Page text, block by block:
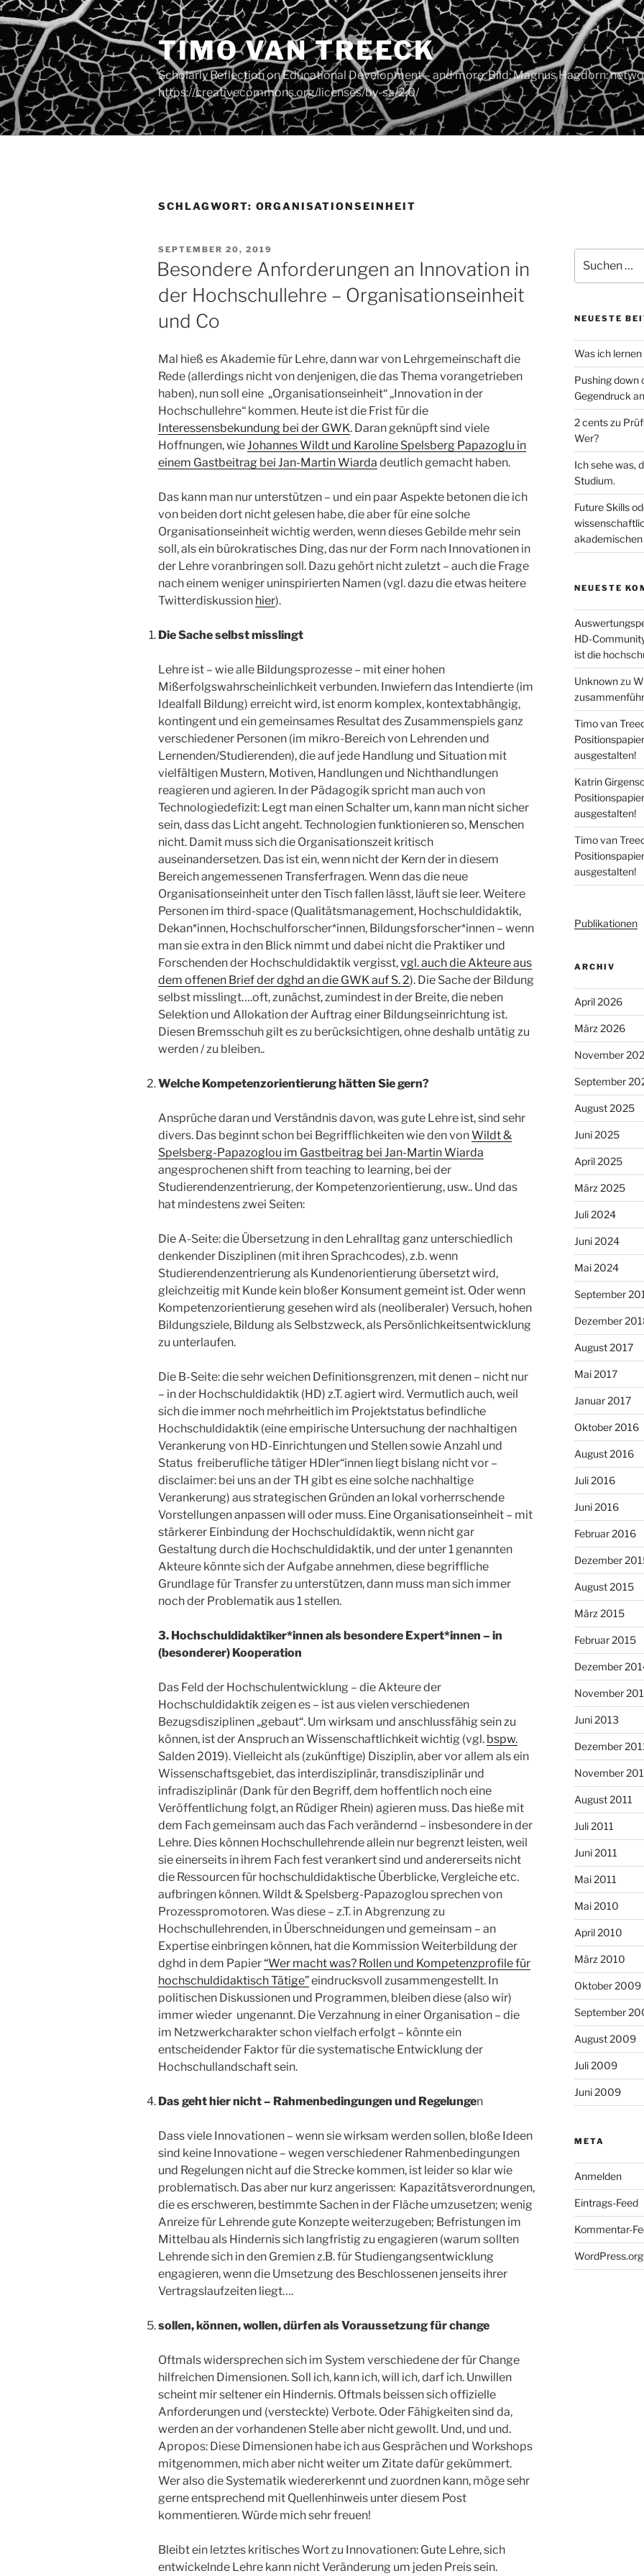
Zum
Inhalt
springen
TIMO VAN TREECK
Scholarly Reflection on Educational Development – and more. Bild: Magnus Hagdorn:
https://creativecommons.org/licenses/by-sa/2.0/
SCHLAGWORT: ORGANISATIONSEINHEIT
VERÖFFENTLICHT
AM
SEPTEMBER 20, 2019
Besondere Anforderungen an Innovation in
der Hochschullehre – Organisationseinheit
und Co
Mal hieß es Akademie für Lehre, dann war von Lehrgemeinschaft die
Rede (allerdings nicht von denjenigen, die das Thema vorangetrieben
haben), nun soll eine „Organisationseinheit“ „Innovation in der
Hochschullehre“ kommen. Heute ist die Frist für die
Interessensbekundung bei der GWK. Daran geknüpft sind viele
Hoffnungen, wie Johannes Wildt und Karoline Spelsberg Papazoglu in
einem Gastbeitrag bei Jan-Martin Wiarda deutlich gemacht haben.
Das kann man nur unterstützen – und ein paar Aspekte betonen die ich
von beiden dort nicht gelesen habe, die aber für eine solche
Organisationseinheit wichtig werden, wenn dieses Gebilde mehr sein
soll, als ein bürokratisches Ding, das nur der Form nach Innovationen in
der Lehre voranbringen soll. Dazu gehört nicht zuletzt – auch die Frage
nach einem weniger uninspirierten Namen (vgl. dazu die etwas heitere
Twitterdiskussion hier).
Die Sache selbst misslingt
Lehre ist – wie alle Bildungsprozesse – mit einer hohen
Mißerfolgswahrscheinlichkeit verbunden. Inwiefern das Intendierte (im
Idealfall Bildung) erreicht wird, ist enorm komplex, kontextabhängig,
kontingent und ein gemeinsames Resultat des Zusammenspiels ganz
verschiedener Personen (im mikro-Bereich von Lehrenden und
Lernenden/Studierenden), die auf jede Handlung und Situation mit
vielfältigen Mustern, Motiven, Handlungen und Nichthandlungen
reagieren und agieren. In der Pädagogik spricht man auch von
Technologiedefizit: Legt man einen Schalter um, kann man nicht sicher
sein, dass das Licht angeht. Technologien funktionieren so, Menschen
nicht. Damit muss sich die Organisationszeit kritisch
auseinandersetzen. Das ist ein, wenn nicht der Kern der in diesem
Bereich angemessenen Transferfragen. Wenn das die neue
Organisationseinheit unter den Tisch fallen lässt, läuft sie leer. Weitere
Personen im third-space (Qualitätsmanagement, Hochschuldidaktik,
Dekan*innen, Hochschulforscher*innen, Bildungsforscher*innen – wenn
man sie extra in den Blick nimmt und dabei nicht die Praktiker und
Forschenden der Hochschuldidaktik vergisst,vgl. auch die Akteure aus
dem offenen Brief der dghd an die GWK auf S. 2). Die Sache der Bildung
selbst misslingt….oft, zunächst, zumindest in der Breite, die neben
Selektion und Allokation der Auftrag einer Bildungseinrichtung ist.
Diesen Bremsschuh gilt es zu berücksichtigen, ohne deshalb untätig zu
werden / zu bleiben..
Welche Kompetenzorientierung hätten Sie gern?
Ansprüche daran und Verständnis davon, was gute Lehre ist, sind sehr
divers. Das beginnt schon bei Begrifflichkeiten wie den vonWildt &
Spelsberg-Papazoglou im Gastbeitrag bei Jan-Martin Wiarda
angesprochenen shift from teaching to learning, bei der
Studierendenzentrierung, der Kompetenzorientierung, usw.. Und das
hat mindestens zwei Seiten:
Die A-Seite: die Übersetzung in den Lehralltag ganz unterschiedlich
denkender Disziplinen (mit ihren Sprachcodes), z.b. wenn
Studierendenzentrierung als Kundenorientierung übersetzt wird,
gleichzeitig mit Kunde kein bloßer Konsument gemeint ist. Oder wenn
Kompetenzorientierung gesehen wird als (neoliberaler) Versuch, hohen
Bildungsziele, Bildung als Selbstzweck, als Persönlichkeitsentwicklung
zu unterlaufen.
Die B-Seite: die sehr weichen Definitionsgrenzen, mit denen – nicht nur
– in der Hochschuldidaktik (HD) z.T. agiert wird. Vermutlich auch, weil
sich die immer noch mehrheitlich im Projektstatus befindliche
Hochschuldidaktik (eine empirische Untersuchung der nachhaltigen
Verankerung von HD-Einrichtungen und Stellen sowie Anzahl und
Status freiberufliche tätiger HDler“innen liegt bislang nicht vor –
disclaimer: bei uns an der TH gibt es eine solche nachhaltige
Verankerung) aus strategischen Gründen an lokal vorherrschende
Vorstellungen anpassen will oder muss. Eine Organisationseinheit – mit
stärkerer Einbindung der Hochschuldidaktik, wenn nicht gar
Gestaltung durch die Hochschuldidaktik, und der unter 1 genannten
Akteure könnte sich der Aufgabe annehmen, diese begriffliche
Grundlage für Transfer zu unterstützen, dann muss man sich immer
noch der Problematik aus 1 stellen.
3. Hochschuldidaktiker*innen als besondere Expert*innen – in
(besonderer) Kooperation
Das Feld der Hochschulentwicklung – die Akteure der
Hochschuldidaktik zeigen es – ist aus vielen verschiedenen
Bezugsdisziplinen „gebaut“. Um wirksam und anschlussfähig sein zu
können, ist der Anspruch an Wissenschaftlichkeit wichtig (vgl. bspw.
Salden 2019). Vielleicht als (zukünftige) Disziplin, aber vor allem als ein
Wissenschaftsgebiet, das interdisziplinär, transdisziplinär und
infradisziplinär (Dank für den Begriff, dem hoffentlich noch eine
Veröffentlichung folgt, an Rüdiger Rhein) agieren muss. Das hieße mit
dem Fach gemeinsam auch das Fach verändernd – insbesondere in der
Lehre. Dies können Hochschullehrende allein nur begrenzt leisten, weil
sie einerseits in ihrem Fach fest verankert sind und andererseits nicht
die Ressourcen für hochschuldidaktische Überblicke, Vergleiche etc.
aufbringen können. Wildt & Spelsberg-Papazoglou sprechen von
Prozesspromotoren. Was diese – z.T. in Abgrenzung zu
Hochschullehrenden, in Überschneidungen und gemeinsam – an
Expertise einbringen können, hat die Kommission Weiterbildung der
dghd in dem Papier“Wer macht was? Rollen und Kompetenzprofile für
hochschuldidaktisch Tätige”eindrucksvoll zusammengestellt. In
politischen Diskussionen und Programmen, bleiben diese (also wir)
immer wieder ungenannt. Die Verzahnung in einer Organisation – die
im Netzwerkcharakter schon vielfach erfolgt – könnte ein
entscheidender Faktor für die systematische Entwicklung der
Hochschullandschaft sein.
Das geht hier nicht – Rahmenbedingungen und Regelungen
Dass viele Innovationen – wenn sie wirksam werden sollen, bloße Ideen
sind keine Innovatione – wegen verschiedener Rahmenbedingungen
und Regelungen nicht auf die Strecke kommen, ist leider so klar wie
problematisch. Das aber nur kurz angerissen: Kapazitätsverordnungen,
die es erschweren, bestimmte Sachen in der Fläche umzusetzen; wenig
Anreize für Lehrende gute Konzepte weiterzugeben; Befristungen im
Mittelbau als Hindernis sich langfristig zu engagieren (warum sollten
Lehrende sich in den Gremien z.B. für Studiengangsentwicklung
engagieren, wenn die Umsetzung des Beschlossenen jenseits ihrer
Vertragslaufzeiten liegt….
sollen, können, wollen, dürfen als Voraussetzung für change
Oftmals widersprechen sich im System verschiedene der für Change
hilfreichen Dimensionen. Soll ich, kann ich, will ich, darf ich. Unwillen
scheint mir seltener ein Hindernis. Oftmals beissen sich offizielle
Anforderungen und (versteckte) Verbote. Oder Fähigkeiten sind da,
werden an der vorhandenen Stelle aber nicht gewollt. Und, und und.
Apropos: Diese Dimensionen habe ich aus Gesprächen und Workshops
mitgenommen, mich aber nicht weiter um Zitate dafür gekümmert.
Wer also die Systematik wiedererkennt und zuordnen kann, möge sehr
gerne entsprechend mit Quellenhinweis unter diesem Post
kommentieren. Würde mich sehr freuen!
Bleibt ein letztes kritisches Wort zu Innovationen: Gute Lehre, sich
entwickelnde Lehre kann nicht Veränderung um jeden Preis sein.
nach:
NEUESTE
Was ich
Pushing down
Gegendruck
2 cents zu
Wer?
Ich sehe was,
Studium.
Future Skills
NEUESTE
HD-
ist die
Unknownzu
Timo van
ausgestalten!
Katrin
ausgestalten!
Timo van
ausgestalten!
Publikationen
ARCHIV
April 2026
März 2026
November
September
August 2025
Juni 2025
April 2025
März 2025
Juli 2024
Juni 2024
Mai 2024
September
Dezember
August 2017
Mai 2017
Januar 2017
Oktober 2016
August 2016
Juli 2016
Juni 2016
Februar 2016
Dezember
August 2015
März 2015
Februar 2015
Dezember
November
Juni 2013
Dezember
November
August 2011
Juli 2011
Juni 2011
Mai 2011
Mai 2010
April 2010
März 2010
Oktober 2009
September
August 2009
Juli 2009
Juni 2009
META
Anmelden
Eintrags-Feed
Kommentar-
WordPress.org